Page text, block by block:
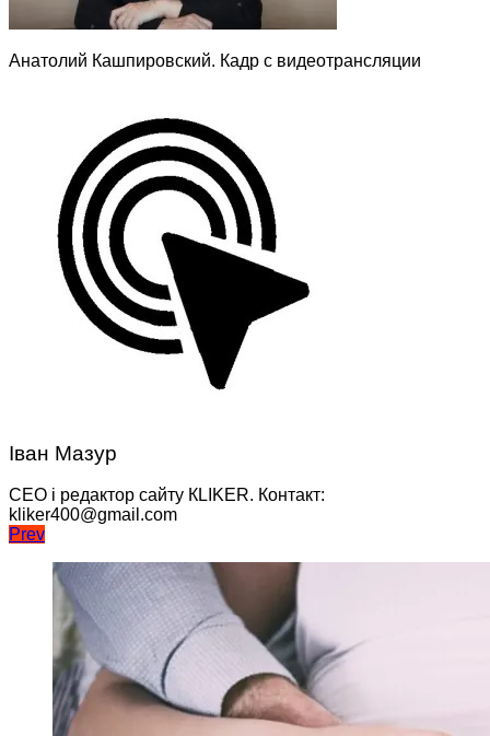
Анатолий Кашпировский. Кадр с видеотрансляции
Іван Мазур
CEO і редактор сайту КLIKER. Контакт:
kliker400@gmail.com
Навігація
записів
Prev